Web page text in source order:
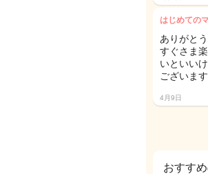
はじめての
ありがと
すぐさま
いといい
ございま
4月9日
おすす